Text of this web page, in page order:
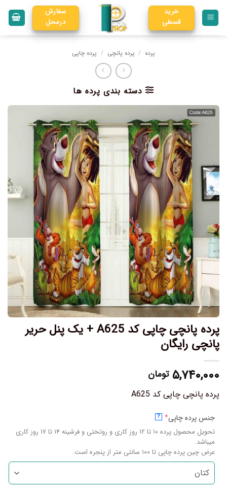
خرید
قسطی
سفارش
درمحل
پرده / پرده پانچی / پرده چاپی
دسته بندی پرده ها
پرده پانچی چاپی کد A625 + یک پنل حریر
پانچی رایگان
۵,۷۴۰,۰۰۰ تومان
پرده پانچی چاپی کد A625
جنس پرده چاپی*
?
تحویل محصول پرده ۱۰ تا ۱۲ روز کاری و روتختی و فرشینه ۱۴ تا ۱۷ روز کاری
میباشد.
عرض چین پرده چاپی تا ۱۰۰ سانتی متر از پنجره است.